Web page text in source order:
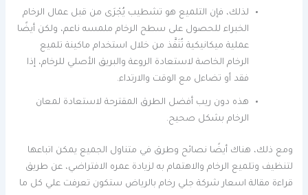
لذلك، فإن التلميع هو تشطيب يُجْرَى من قبل عمال الرخام
الخبراء للحصول على سطح الرخام ملمسه ناعم، ولكن أيضًا
عملية ميكانيكية تُنَفَّذ من خلال استخدام ماكينة تلميع
الرخام الخاصة لاستعادة الروعة والبريق الأصلي للرخام، إذا
فقد أو تضاءل مع الوقت والارتداء.
هذه دون ريب أفضل الطرق المقترحة لاستعادة لمعان
الرخام بشكل صحيح.
ومع ذلك، هناك أيضًا نصائح وطرق في متناول الجميع يمكن اتباعها
لتنظيف وتلميع الرخام والاهتمام به لزيادة عمره الافتراضي، عن طريق
قراءة مقالة اسعار شركة جلي رخام بالرياض ستكون تعرفت علي كل ما